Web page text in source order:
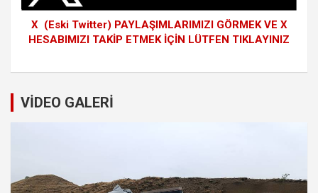
X (Eski Twitter) PAYLAŞIMLARIMIZI GÖRMEK VE X
HESABIMIZI TAKİP ETMEK İÇİN LÜTFEN TIKLAYINIZ
VİDEO GALERİ